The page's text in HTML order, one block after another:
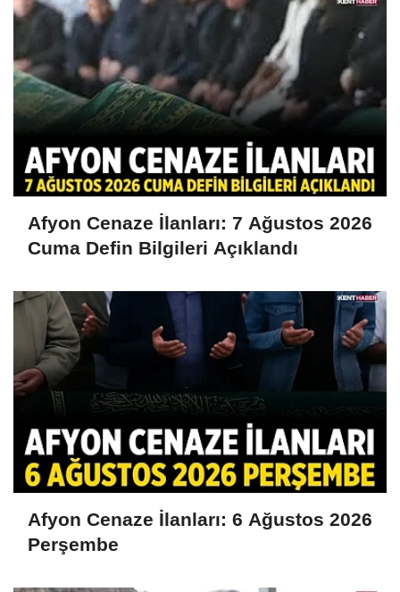
Afyon Cenaze İlanları: 7 Ağustos 2026
Cuma Defin Bilgileri Açıklandı
Afyon Cenaze İlanları: 6 Ağustos 2026
Perşembe